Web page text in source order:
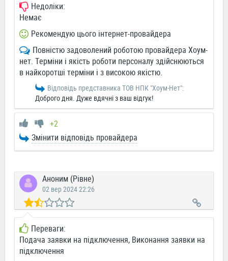
Недоліки:
Немає
Рекомендую цього інтернет-провайдера
Повністю задоволений роботою провайдера Хоум-
нет. Терміни і якість роботи персоналу здійснюються
в найкоротші терміни і з високою якістю.
Відповідь представника ТОВ НПК "Хоум-Нет":
Доброго дня. Дуже вдячні з ваш відгук!
+2
Змінити відповідь провайдера
Аноним (Рівне)
02 вер 2024 22:26
Переваги:
Подача заявки на підключення, Виконання заявки на
підключення